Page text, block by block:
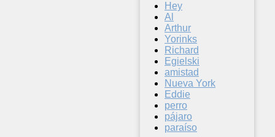
Hey
Al
Arthur
Yorinks
Richard
Egielski
amistad
Nueva York
Eddie
perro
pájaro
paraíso